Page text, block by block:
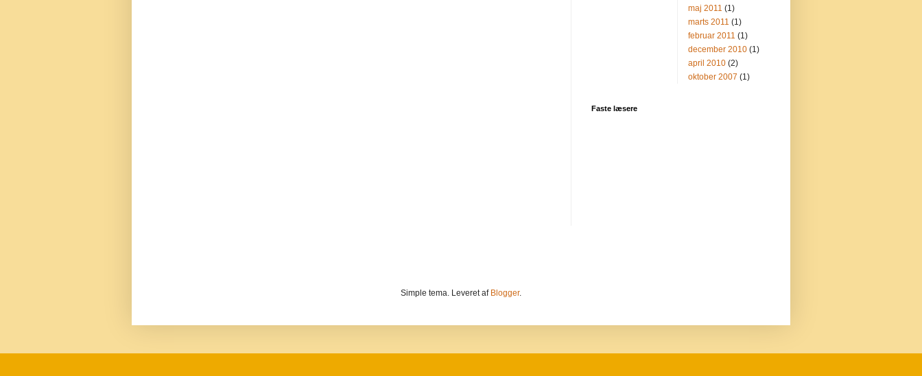
maj 2011 (1)
marts 2011 (1)
februar 2011 (1)
december 2010 (1)
april 2010 (2)
oktober 2007 (1)
Faste læsere
Simple tema. Leveret af Blogger.